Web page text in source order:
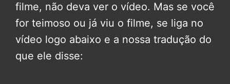
filme, não deva ver o vídeo. Mas se você
for teimoso ou já viu o filme, se liga no
vídeo logo abaixo e a nossa tradução do
que ele disse: